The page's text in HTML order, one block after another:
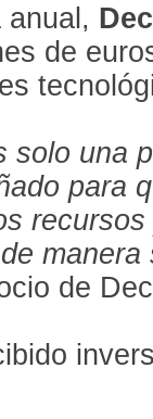
de
solo una
para
manera
de